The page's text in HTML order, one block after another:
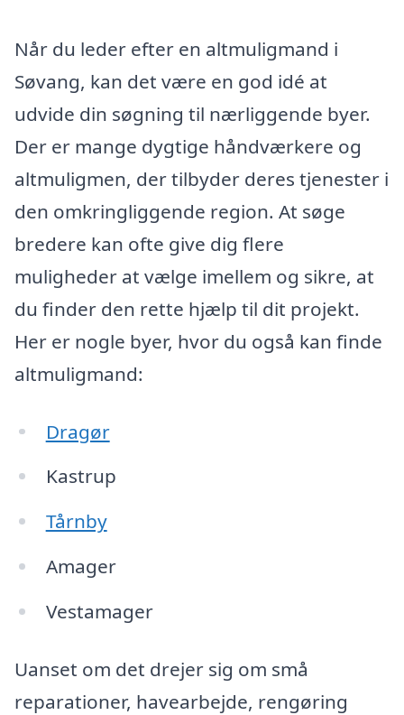
Når du leder efter en altmuligmand i
Søvang, kan det være en god idé at
udvide din søgning til nærliggende byer.
Der er mange dygtige håndværkere og
altmuligmen, der tilbyder deres tjenester i
den omkringliggende region. At søge
bredere kan ofte give dig flere
muligheder at vælge imellem og sikre, at
du finder den rette hjælp til dit projekt.
Her er nogle byer, hvor du også kan finde
altmuligmand:
Dragør
Kastrup
Tårnby
Amager
Vestamager
Uanset om det drejer sig om små
reparationer, havearbejde, rengøring